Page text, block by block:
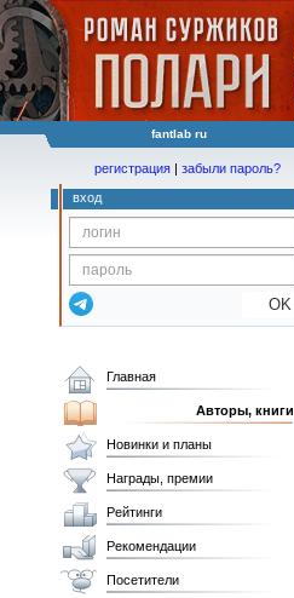
fantlab ru
регистрация | забыли пароль?
вход
OK
Главная
Авторы, книги
Новинки и планы
Награды, премии
Рейтинги
Рекомендации
Посетители